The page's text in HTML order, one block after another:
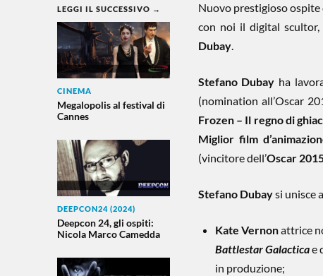
LEGGI IL SUCCESSIVO →
CINEMA
Megalopolis al festival di
Cannes
DEEPCON24 (2024)
Deepcon 24, gli ospiti:
Nicola Marco Camedda
Nuovo prestigioso
con noi il digital
Dubay.
Stefano Dubay ha
(nomination all’Oscar
Frozen – Il regno di
Miglior film
(vincitore dell’Oscar
Stefano Dubaysi unisce
Kate Vernonattrice
Battlestar Galacticae
in produzione;